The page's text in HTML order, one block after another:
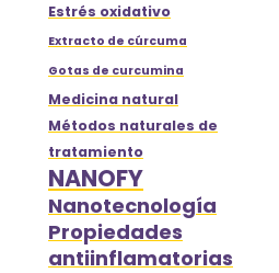
Estrés oxidativo
Extracto de cúrcuma
Gotas de curcumina
Medicina natural
Métodos naturales de
tratamiento
NANOFY
Nanotecnología
Propiedades
antiinflamatorias